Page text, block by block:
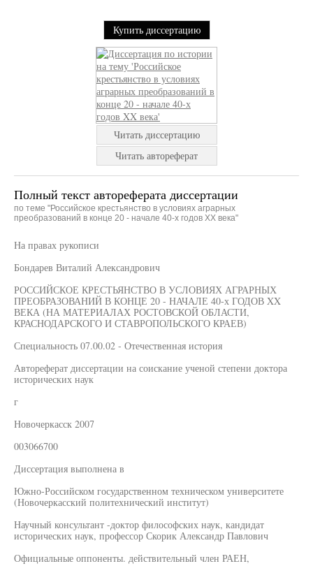
Купить диссертацию
Читать диссертацию
Читать автореферат
Полный текст автореферата диссертации
по теме "Российское крестьянство в условиях аграрных
преобразований в конце 20 - начале 40-х годов XX века"
На правах рукописи
Бондарев Виталий Александрович
РОССИЙСКОЕ КРЕСТЬЯНСТВО В УСЛОВИЯХ АГРАРНЫХ
ПРЕОБРАЗОВАНИЙ В КОНЦЕ 20 - НАЧАЛЕ 40-х ГОДОВ XX
ВЕКА (НА МАТЕРИАЛАХ РОСТОВСКОЙ ОБЛАСТИ,
КРАСНОДАРСКОГО И СТАВРОПОЛЬСКОГО КРАЕВ)
Специальность 07.00.02 - Отечественная история
Автореферат диссертации на соискание ученой степени доктора
исторических наук
г
Новочеркасск 2007
003066700
Диссертация выполнена в
Южно-Российском государственном техническом университете
(Новочеркасский политехнический институт)
Научный консультант -доктор философских наук, кандидат
исторических наук, профессор Скорик Александр Павлович
Официальные оппоненты. действительный член РАЕН,